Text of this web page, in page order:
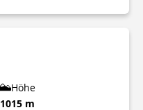
Höhe
1015 m